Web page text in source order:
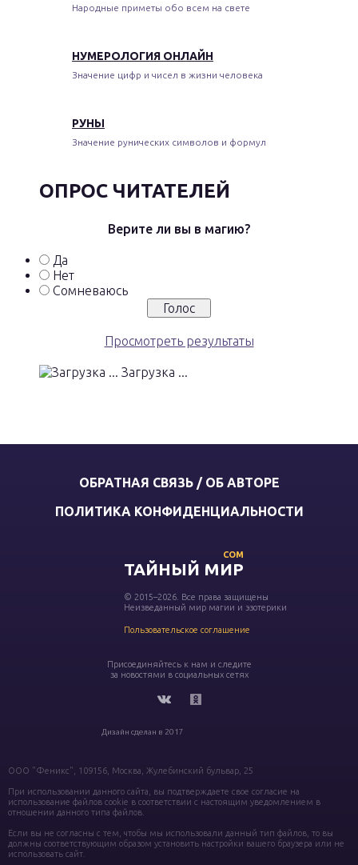
Народные приметы обо всем на свете
НУМЕРОЛОГИЯ ОНЛАЙН
Значение цифр и чисел в жизни человека
РУНЫ
Значение рунических символов и формул
ОПРОС ЧИТАТЕЛЕЙ
Верите ли вы в магию?
Да
Нет
Сомневаюсь
Просмотреть результаты
Загрузка ...
ОБРАТНАЯ СВЯЗЬ / ОБ АВТОРЕ
ПОЛИТИКА КОНФИДЕНЦИАЛЬНОСТИ
ТАЙНЫЙ МИР
COM
© 2015–2026. Все права защищены
Неизведанный мир магии и эзотерики
Пользовательское соглашение
Присоединяйтесь к нам и следите
за новостями в социальных сетях
Дизайн сделан в 2017
ООО "Феникс", 109156, Москва, Жулебинский бульвар, 25
При использовании данного сайта, вы подтверждаете свое согласие на
использование файлов cookie в соответствии с настоящим уведомлением в
отношении данного типа файлов.
Если вы не согласны с тем, чтобы мы использовали данный тип файлов, то вы
должны соответствующим образом установить настройки вашего браузера или не
использовать сайт.